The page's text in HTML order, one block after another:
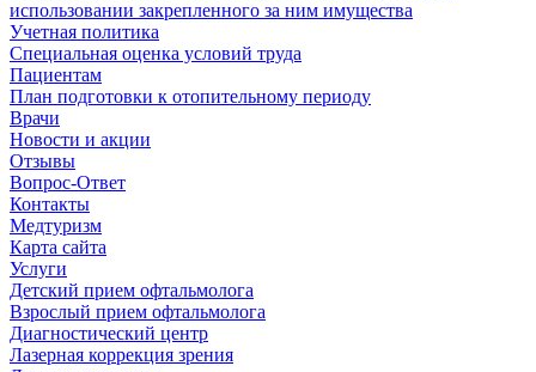
использовании закрепленного за ним имущества
Учетная политика
Специальная оценка условий труда
Пациентам
План подготовки к отопительному периоду
Врачи
Новости и акции
Отзывы
Вопрос-Ответ
Контакты
Медтуризм
Карта сайта
Услуги
Детский прием офтальмолога
Взрослый прием офтальмолога
Диагностический центр
Лазерная коррекция зрения